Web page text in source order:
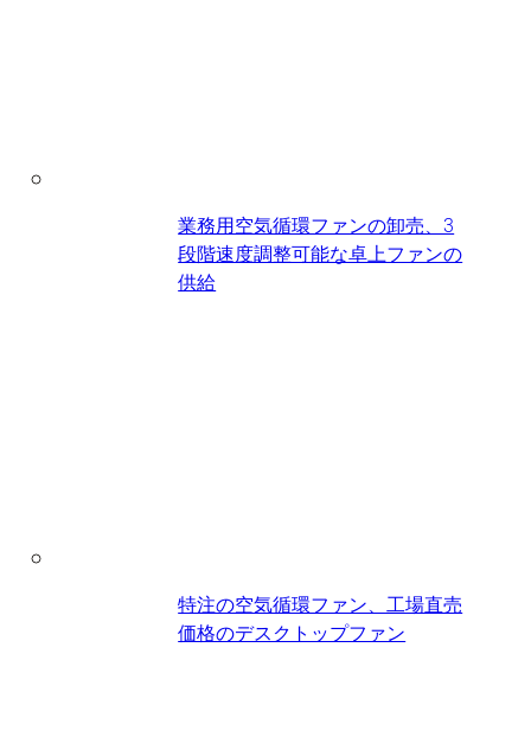
業務用空気循環ファンの卸売、3
段階速度調整可能な卓上ファンの
供給
特注の空気循環ファン、工場直売
価格のデスクトップファン